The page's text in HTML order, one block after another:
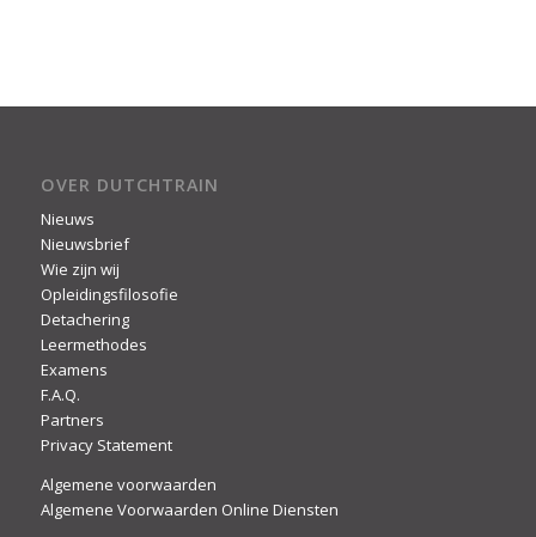
OVER DUTCHTRAIN
Nieuws
Nieuwsbrief
Wie zijn wij
Opleidingsfilosofie
Detachering
Leermethodes
Examens
F.A.Q.
Partners
Privacy Statement
Algemene voorwaarden
Algemene Voorwaarden Online Diensten